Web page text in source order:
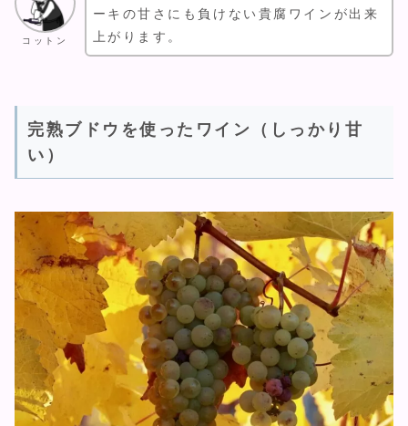
コットン
ーキの甘さにも負けない貴腐ワインが出来
上がります。
完熟ブドウを使ったワイン（しっかり甘
い）